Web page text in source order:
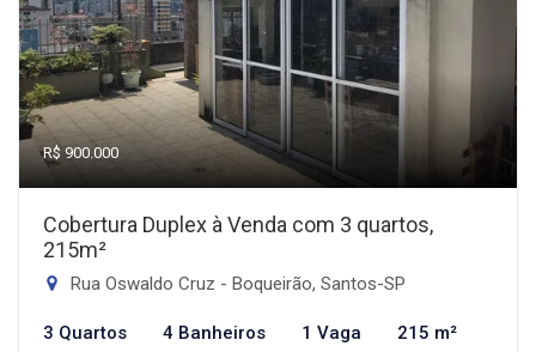
R$ 900.000
Cobertura Duplex à Venda com 3 quartos,
215m²
Rua Oswaldo Cruz - Boqueirão, Santos-SP
3 Quartos 4 Banheiros 1 Vaga 215 m²